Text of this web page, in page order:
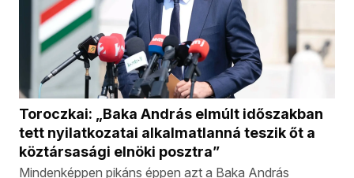
Toroczkai: „Baka András elmúlt időszakban
tett nyilatkozatai alkalmatlanná teszik őt a
köztársasági elnöki posztra”
Mindenképpen pikáns éppen azt a Baka András